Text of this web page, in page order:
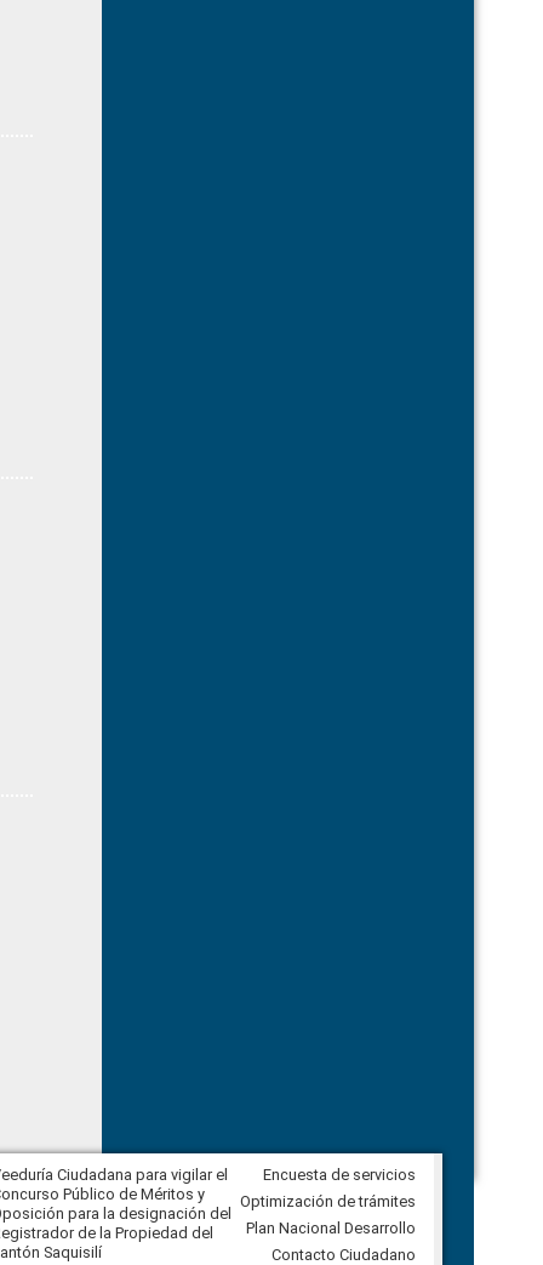
Ciudadana para vigilar el
Público de Méritos y
para la designación del
de la Propiedad del
Saquisilí
Veeduría Ciudadana para vigilar la
construcción del asfaltado de
Ballenita del cantón Santa Elena
Encuesta de servicios
Optimización de trámites
Plan Nacional Desarrollo
Contacto Ciudadano